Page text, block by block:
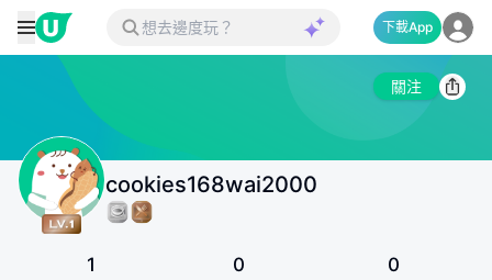
下載App
關注
cookies168wai2000
1 0 0